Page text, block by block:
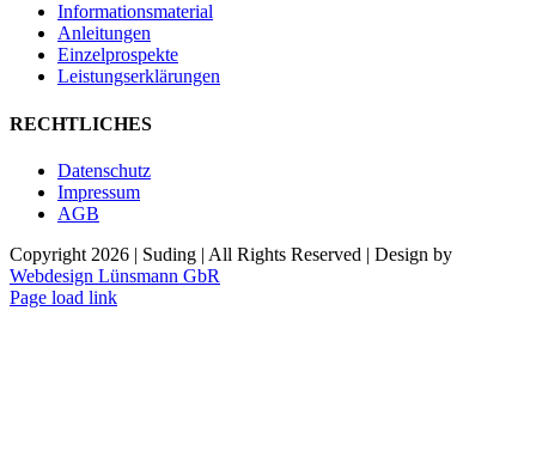
Informationsmaterial
Anleitungen
Einzelprospekte
Leistungserklärungen
RECHTLICHES
Datenschutz
Impressum
AGB
Copyright 2026 | Suding | All Rights Reserved | Design by
Webdesign Lünsmann GbR
Page load link